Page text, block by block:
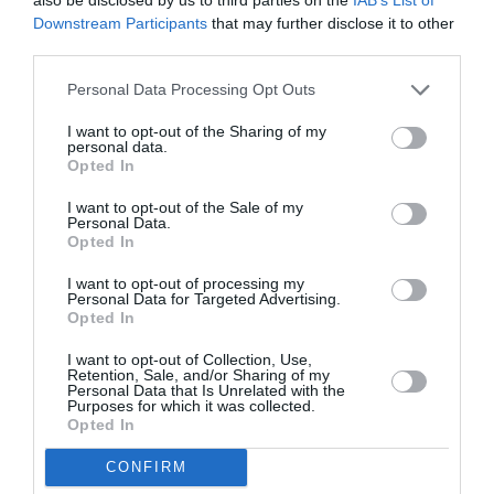
Downstream Participants that may further disclose it to other
Personal Data Processing Opt Outs
I want to opt-out of the Sharing of my
personal data.
Opted In
I want to opt-out of the Sale of my
Personal Data.
Opted In
I want to opt-out of processing my
Personal Data for Targeted Advertising.
Opted In
I want to opt-out of Collection, Use,
Retention, Sale, and/or Sharing of my
Personal Data that Is Unrelated with the
Purposes for which it was collected.
Opted In
CONFIRM
l’aéroport. Moment privilégié, ils en ont profité pour
tapoter les joueurs et leur adresser leurs félicitations.
Le meilleur joueur de la compétition, Jonathan Pitroipa
communier directement avec les « privilégiés » du
tarmac de l’aéroport. Ils sont escortés, pour ne pas
dire soulevés par les agents de sécurité afin d’éviter
tout débordement.
Même certains journalistes n’hésitaient pas à
pour le but. Panandtigri, merci d’avoir sauvé la nation.
Bako, merci mon général… ». Bref, chaque joueur a
reçu un merci particulier de la part de ce confrère qui
visiblement contenait mal sa joie. Certes, tous ne l’ont